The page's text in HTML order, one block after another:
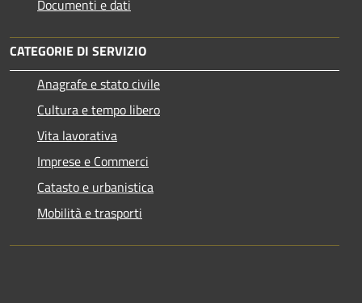
Documenti e dati
CATEGORIE DI SERVIZIO
Anagrafe e stato civile
Cultura e tempo libero
Vita lavorativa
Imprese e Commerci
Catasto e urbanistica
Mobilità e trasporti